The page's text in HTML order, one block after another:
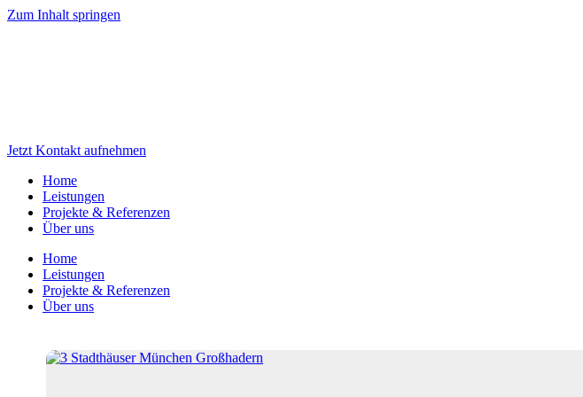
Zum Inhalt springen
Jetzt Kontakt aufnehmen
Home
Leistungen
Projekte & Referenzen
Über uns
Home
Leistungen
Projekte & Referenzen
Über uns